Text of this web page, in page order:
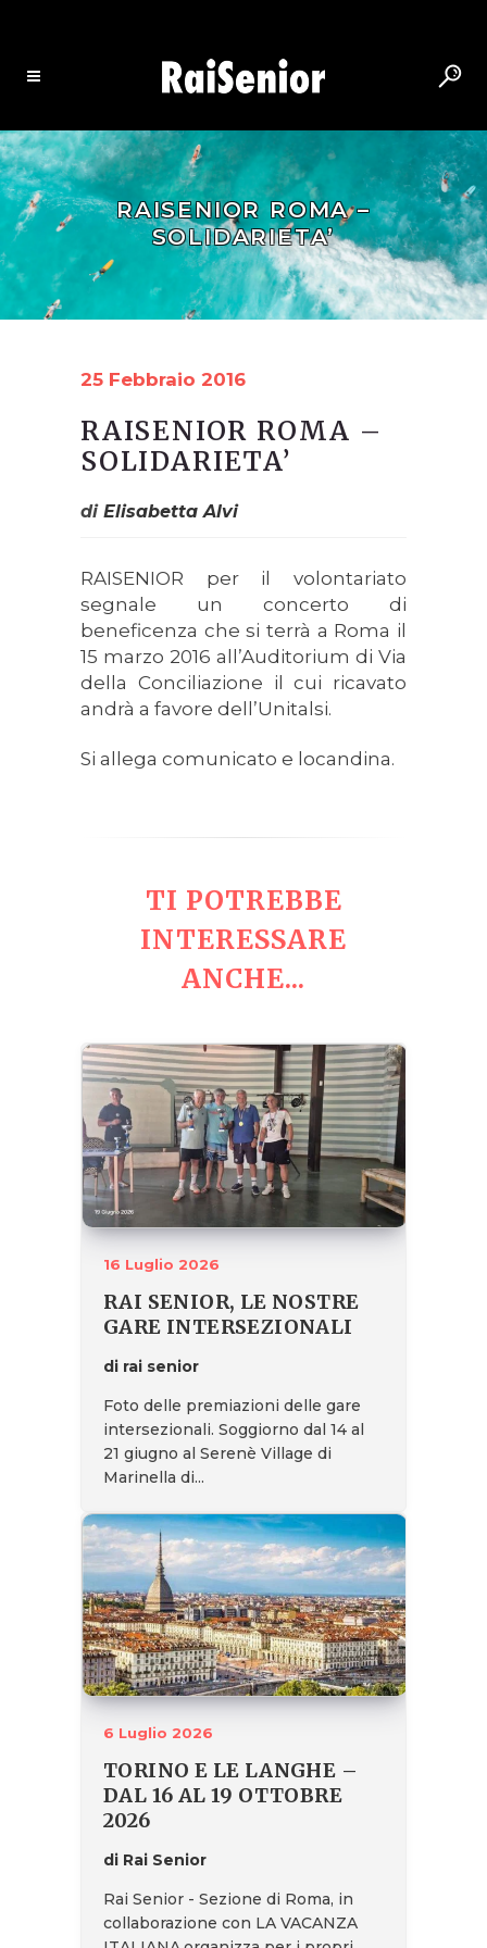
RAISENIOR ROMA –
SOLIDARIETA’
25 Febbraio 2016
RAISENIOR ROMA –
SOLIDARIETA’
diElisabetta Alvi
RAISENIOR per il volontariato
segnale un concerto di
beneficenza che si terrà a Roma il
15 marzo 2016 all’Auditorium di Via
della Conciliazione il cui ricavato
andrà a favore dell’Unitalsi.
Si allega comunicato e locandina.
TI POTREBBE
INTERESSARE
ANCHE...
16 Luglio 2026
RAI SENIOR, LE NOSTRE
GARE INTERSEZIONALI
di rai senior
Foto delle premiazioni delle gare
intersezionali. Soggiorno dal 14 al
21 giugno al Serenè Village di
Marinella di...
6 Luglio 2026
TORINO E LE LANGHE –
DAL 16 AL 19 OTTOBRE
2026
di Rai Senior
Rai Senior - Sezione di Roma, in
collaborazione con LA VACANZA